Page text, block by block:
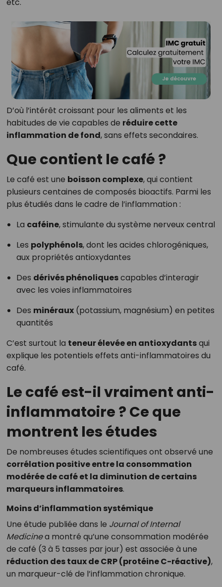
D’où l’intérêt croissant pour les aliments et les
habitudes de vie capables de réduire cette
inflammation de fond, sans effets secondaires.
Que contient le café ?
Le café est une boisson complexe, qui contient
plusieurs centaines de composés bioactifs. Parmi les
plus étudiés dans le cadre de l’inflammation :
La caféine, stimulante du système nerveux central
Les polyphénols, dont les acides chlorogéniques,
aux propriétés antioxydantes
Des dérivés phénoliquescapables d’interagir
avec les voies inflammatoires
Des minéraux(potassium, magnésium) en petites
quantités
C’est surtout la teneur élevée en antioxydantsqui
explique les potentiels effets anti-inflammatoires du
café.
Le café est-il vraiment anti-
inflammatoire ? Ce que
montrent les études
De nombreuses études scientifiques ont observé une
corrélation positive entre la consommation
modérée de café et la diminution de certains
marqueurs inflammatoires.
Moins d’inflammation systémique
Une étude publiée dans le Journal of Internal
Medicinea montré qu’une consommation modérée
de café (3 à 5 tasses par jour) est associée à une
réduction des taux de CRP (protéine C-réactive),
un marqueur-clé de l’inflammation chronique.